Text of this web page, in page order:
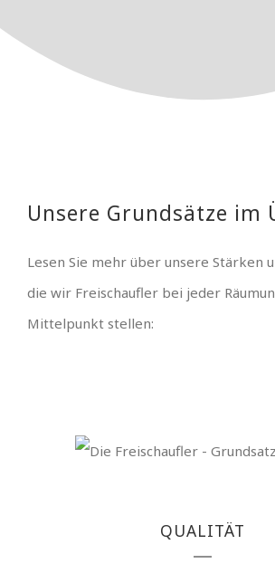
Unsere Grundsätze im
Lesen Sie mehr über unsere Stärken
die wir Freischaufler bei jeder
Mittelpunkt stellen:
QUALITÄT